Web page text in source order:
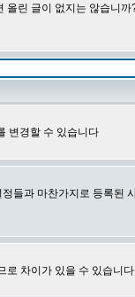
린 글이 없지는 않습니
변경할 수 있습니다
들과 마찬가지로 등록된
로 차이가 있을 수 있습니